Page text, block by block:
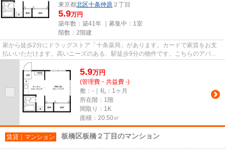
東京都北区十条仲原 ２丁目
5.9万円
築年数：築41年 ｜募集中： 1室
階数：2階建
家から徒歩2分にドラッグストア「十条薬局」があります。カードで家賃をお支
払いいただけます。高いニーズのある、駅徒歩9分の物件です。こちらのアパー
トからは2駅が近くにあり、移動...
5.9万円
(管理費・共益費 -)
敷：-｜礼：1ヶ月
所在階：1階
間取り：1K
面積：20.50㎡
賃貸｜マンション 板橋区板橋２丁目のマンション